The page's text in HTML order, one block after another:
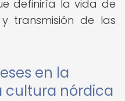
definiría la vida de
transmisión de las
en la
cultura nórdica